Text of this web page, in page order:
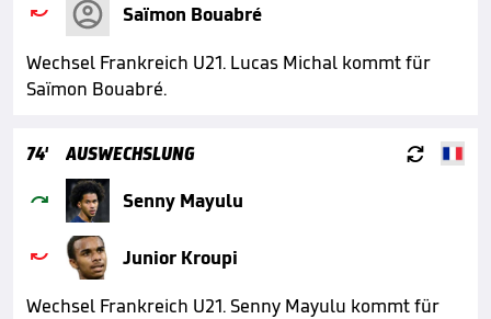

Saïmon Bouabré
Wechsel Frankreich U21. Lucas Michal kommt für
Saïmon Bouabré.
74' AUSWECHSLUNG 
 Senny Mayulu

Junior Kroupi
Wechsel Frankreich U21. Senny Mayulu kommt für